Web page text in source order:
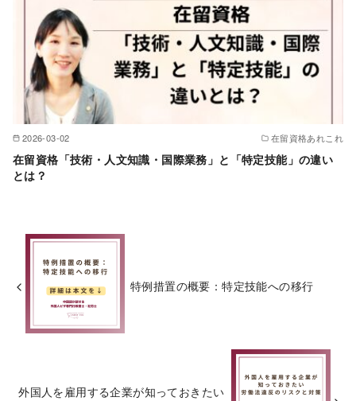
2026-03-02 在留資格あれこれ
在留資格「技術・人文知識・国際業務」と「特定技能」の違い
とは？
特例措置の概要：特定技能への移行
外国人を雇用する企業が知っておきたい